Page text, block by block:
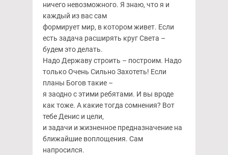
ничего невозможного. Я знаю, что я и
каждый из вас сам
формирует мир, в котором живет. Если
есть задача расширять круг Света –
будем это делать.
Надо Державу строить – построим. Надо
только Очень Сильно Захотеть! Если
планы Богов такие –
я заодно с этими ребятами. И вы вроде
как тоже. А какие тогда сомнения? Вот
тебе Денис и цели,
и задачи и жизненное предназначение на
ближайшие воплощения. Сам
напросился.